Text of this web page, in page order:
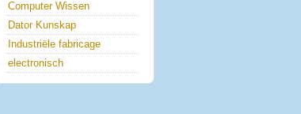
Computer Wissen
Dator Kunskap
Industriële fabricage
electronisch